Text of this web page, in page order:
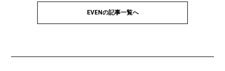
EVENの記事一覧へ